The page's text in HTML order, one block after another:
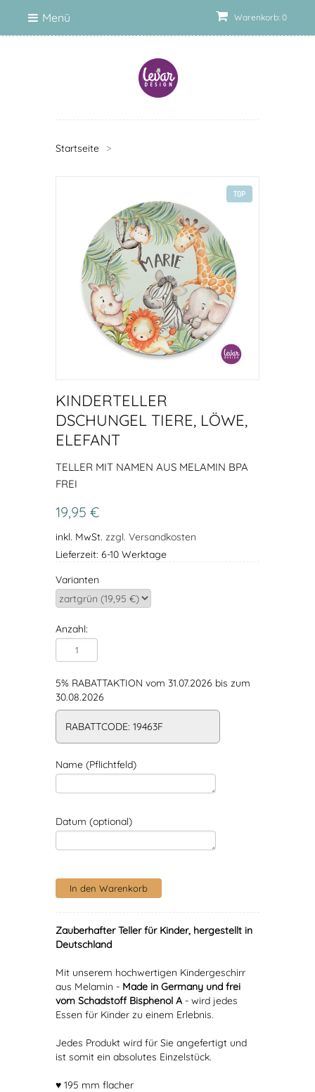
Warenkorb: 0
Menü
Startseite >
TOP
KINDERTELLER
DSCHUNGEL TIERE, LÖWE,
ELEFANT
TELLER MIT NAMEN AUS MELAMIN BPA
FREI
19,95 €
inkl. MwSt. zzgl. Versandkosten
Lieferzeit: 6-10 Werktage
Varianten
Anzahl:
5% RABATTAKTION vom 31.07.2026 bis zum
30.08.2026
RABATTCODE: 19463F
Name (Pflichtfeld)
Datum (optional)
Zauberhafter Teller für Kinder, hergestellt in
Deutschland
Mit unserem hochwertigen Kindergeschirr
aus Melamin - Made in Germany und frei
vom Schadstoff Bisphenol A- wird jedes
Essen für Kinder zu einem Erlebnis.
Jedes Produkt wird für Sie angefertigt und
ist somit ein absolutes Einzelstück.
♥ 195 mm flacher